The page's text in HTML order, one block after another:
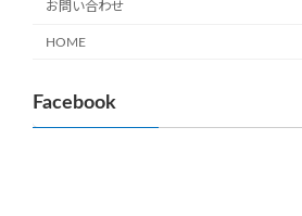
お問い合わせ
HOME
Facebook